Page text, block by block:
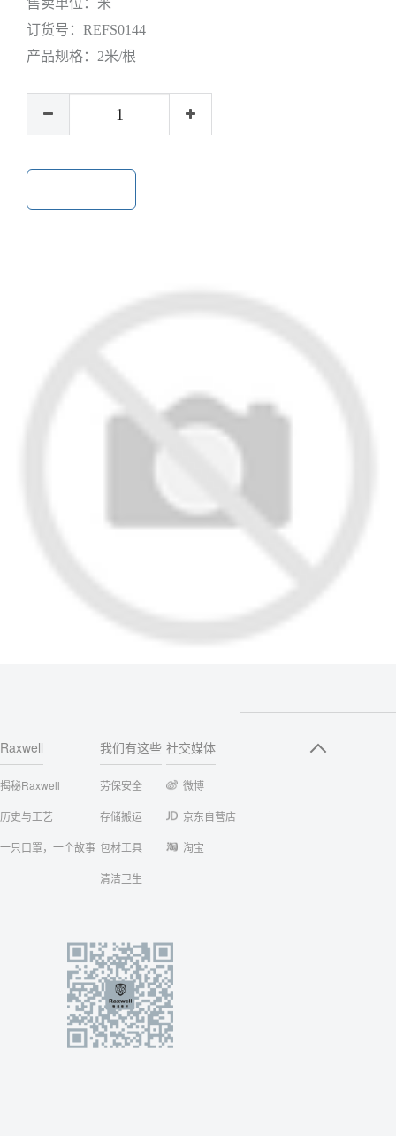
售卖单位： 米
订货号： REFS0144
产品规格： 2米/根
Raxwell
揭秘Raxwell
历史与工艺
一只口罩，一个故事
我们有这些
劳保安全
存储搬运
包材工具
清洁卫生
社交媒体
微博
京东自营店
淘宝